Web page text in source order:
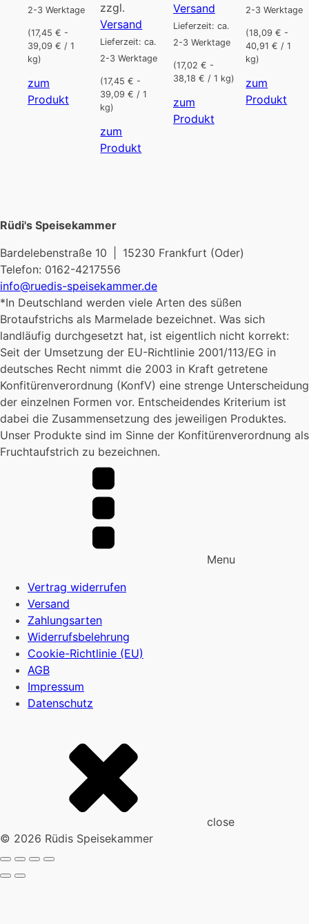
2-3 Werktage
(17,45 € -
39,09 € / 1
kg)
zum
Produkt Dieses
Produkt
mehrere
können
auf
der
Produktseite
gewählt
werden
zzgl.
Versand
Lieferzeit: ca.
2-3 Werktage
(17,45 € -
39,09 € / 1
kg)
zum
Produkt
Die
können
auf
der
Produktseite
gewählt
werden
Versand
Lieferzeit: ca.
2-3 Werktage
(17,02 € -
38,18 € / 1 kg)
zum
ProduktDieses
können
Produktseite
gewählt
werden
2-3 Werktage
(18,09 € -
40,91 € / 1
kg)
zum
Produkt
Rüdi's Speisekammer
Bardelebenstraße 10 | 15230 Frankfurt (Oder)
Telefon: 0162-4217556
info@ruedis-speisekammer.de
*In Deutschland werden viele Arten des süßen
Brotaufstrichs als Marmelade bezeichnet. Was sich
landläufig durchgesetzt hat, ist eigentlich nicht korrekt:
Seit der Umsetzung der EU-Richtlinie 2001/113/EG in
deutsches Recht nimmt die 2003 in Kraft getretene
Konfitürenverordnung (KonfV) eine strenge Unterscheidung
der einzelnen Formen vor. Entscheidendes Kriterium ist
dabei die Zusammensetzung des jeweiligen Produktes.
Unser Produkte sind im Sinne der Konfitürenverordnung als
Fruchtaufstrich zu bezeichnen.
Menu
Vertrag widerrufen
Versand
Zahlungsarten
Widerrufsbelehrung
Cookie-Richtlinie (EU)
AGB
Impressum
Datenschutz
close
© 2026 Rüdis Speisekammer